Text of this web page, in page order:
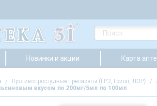
Новинки и акции Карта
/ Противопростудные препараты (ГРЗ, Грипп, ЛОР) /
вкусом по 200мг/5мл по 100мл